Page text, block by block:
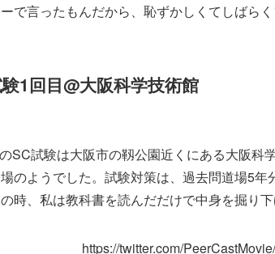
で言ったもんだから、恥ずかしくてしばらく
1回目@大阪科学技術館
SC試験は大阪市の靱公園近くにある大阪科
のようでした。 試験対策は、過去問道場5年
時、私は教科書を読んだだけで中身を掘り
https://twitter.com/